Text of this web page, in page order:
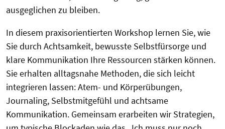
ausgeglichen zu bleiben.
In diesem praxisorientierten Workshop lernen Sie, wie
Sie durch Achtsamkeit, bewusste Selbstfürsorge und
klare Kommunikation Ihre Ressourcen stärken können.
Sie erhalten alltagsnahe Methoden, die sich leicht
integrieren lassen: Atem- und Körperübungen,
Journaling, Selbstmitgefühl und achtsame
Kommunikation. Gemeinsam erarbeiten wir Strategien,